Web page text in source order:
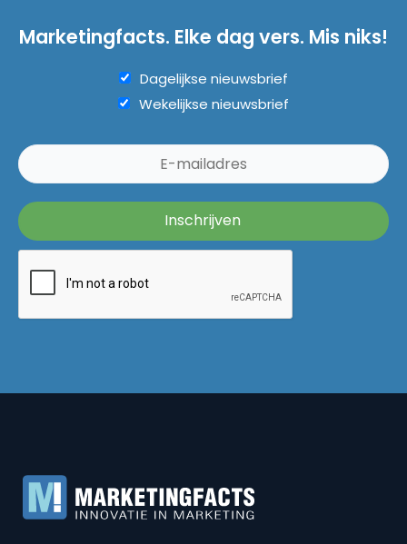
Marketingfacts. Elke dag vers. Mis niks!
Dagelijkse nieuwsbrief
Wekelijkse nieuwsbrief